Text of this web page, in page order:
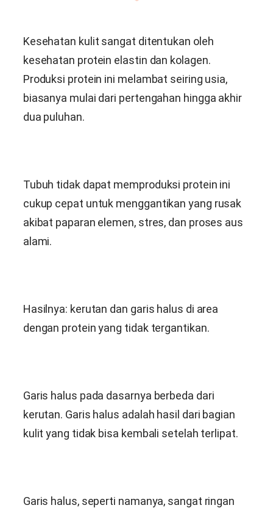
Kesehatan kulit sangat ditentukan oleh
kesehatan protein elastin dan kolagen.
Produksi protein ini melambat seiring usia,
biasanya mulai dari pertengahan hingga akhir
dua puluhan.
Tubuh tidak dapat memproduksi protein ini
cukup cepat untuk menggantikan yang rusak
akibat paparan elemen, stres, dan proses aus
alami.
Hasilnya: kerutan dan garis halus di area
dengan protein yang tidak tergantikan.
Garis halus pada dasarnya berbeda dari
kerutan. Garis halus adalah hasil dari bagian
kulit yang tidak bisa kembali setelah terlipat.
Garis halus, seperti namanya, sangat ringan